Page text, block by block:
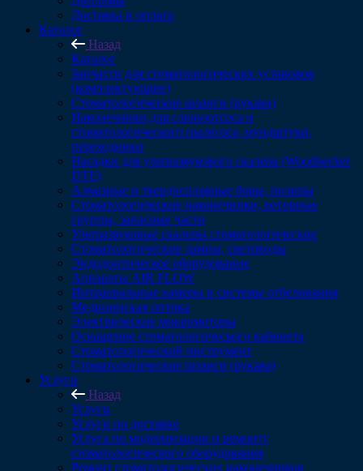
Доставка и оплата
Каталог
Назад
Каталог
Запчасти для стоматологических установок
(комплектующие)
Стоматологические шланги (рукава)
Наконечники для слюноотсоса и
стоматологического пылесоса, мундштуки,
переходники
Насадки для ультразвукового скалера (Woodpecker
DTE)
Алмазные и твердосплавные боры, полиры
Стоматологические наконечники, роторные
группы, запасные части
Ультразвуковые скалеры стоматологические
Стоматологические лампы, световоды
Эндодонтическое оборудование
Аппараты AIR FLOW
Интраоральные камеры и системы отбеливания
Медицинская оптика
Электрические микромоторы
Оснащение стоматологического кабинета
Стоматологический инструмент
Стоматологические шланги (рукава)
Услуги
Назад
Услуги
Услуги по доставке
Услуга по модернизации и ремонту
стоматологического оборудования
Ремонт стоматологических наконечников